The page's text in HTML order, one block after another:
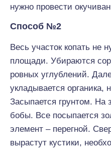
нужно провести
Способ №2
Весь участок копать не
площади. Убираются
ровных углублений.
укладывается органика,
Засыпается грунтом. На
бобы. Все посыпается
элемент – перегной.
вырастут кустики,